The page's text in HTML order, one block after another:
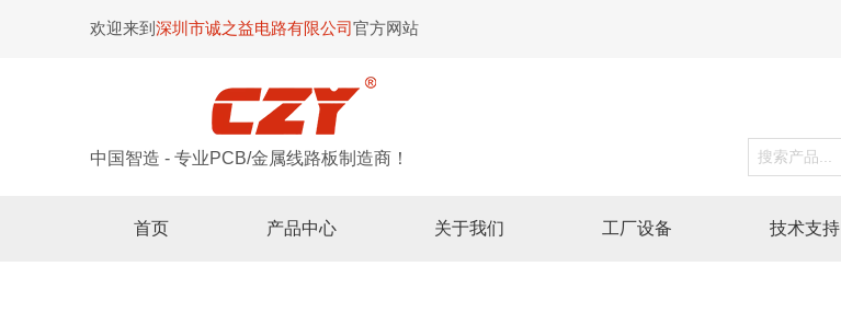
欢迎来到 深圳市诚之益电路有限公司官方网站
中国智造 - 专业PCB/金属线路板制造商！
首页 产品中心 关于我们 工厂设备 技术支持